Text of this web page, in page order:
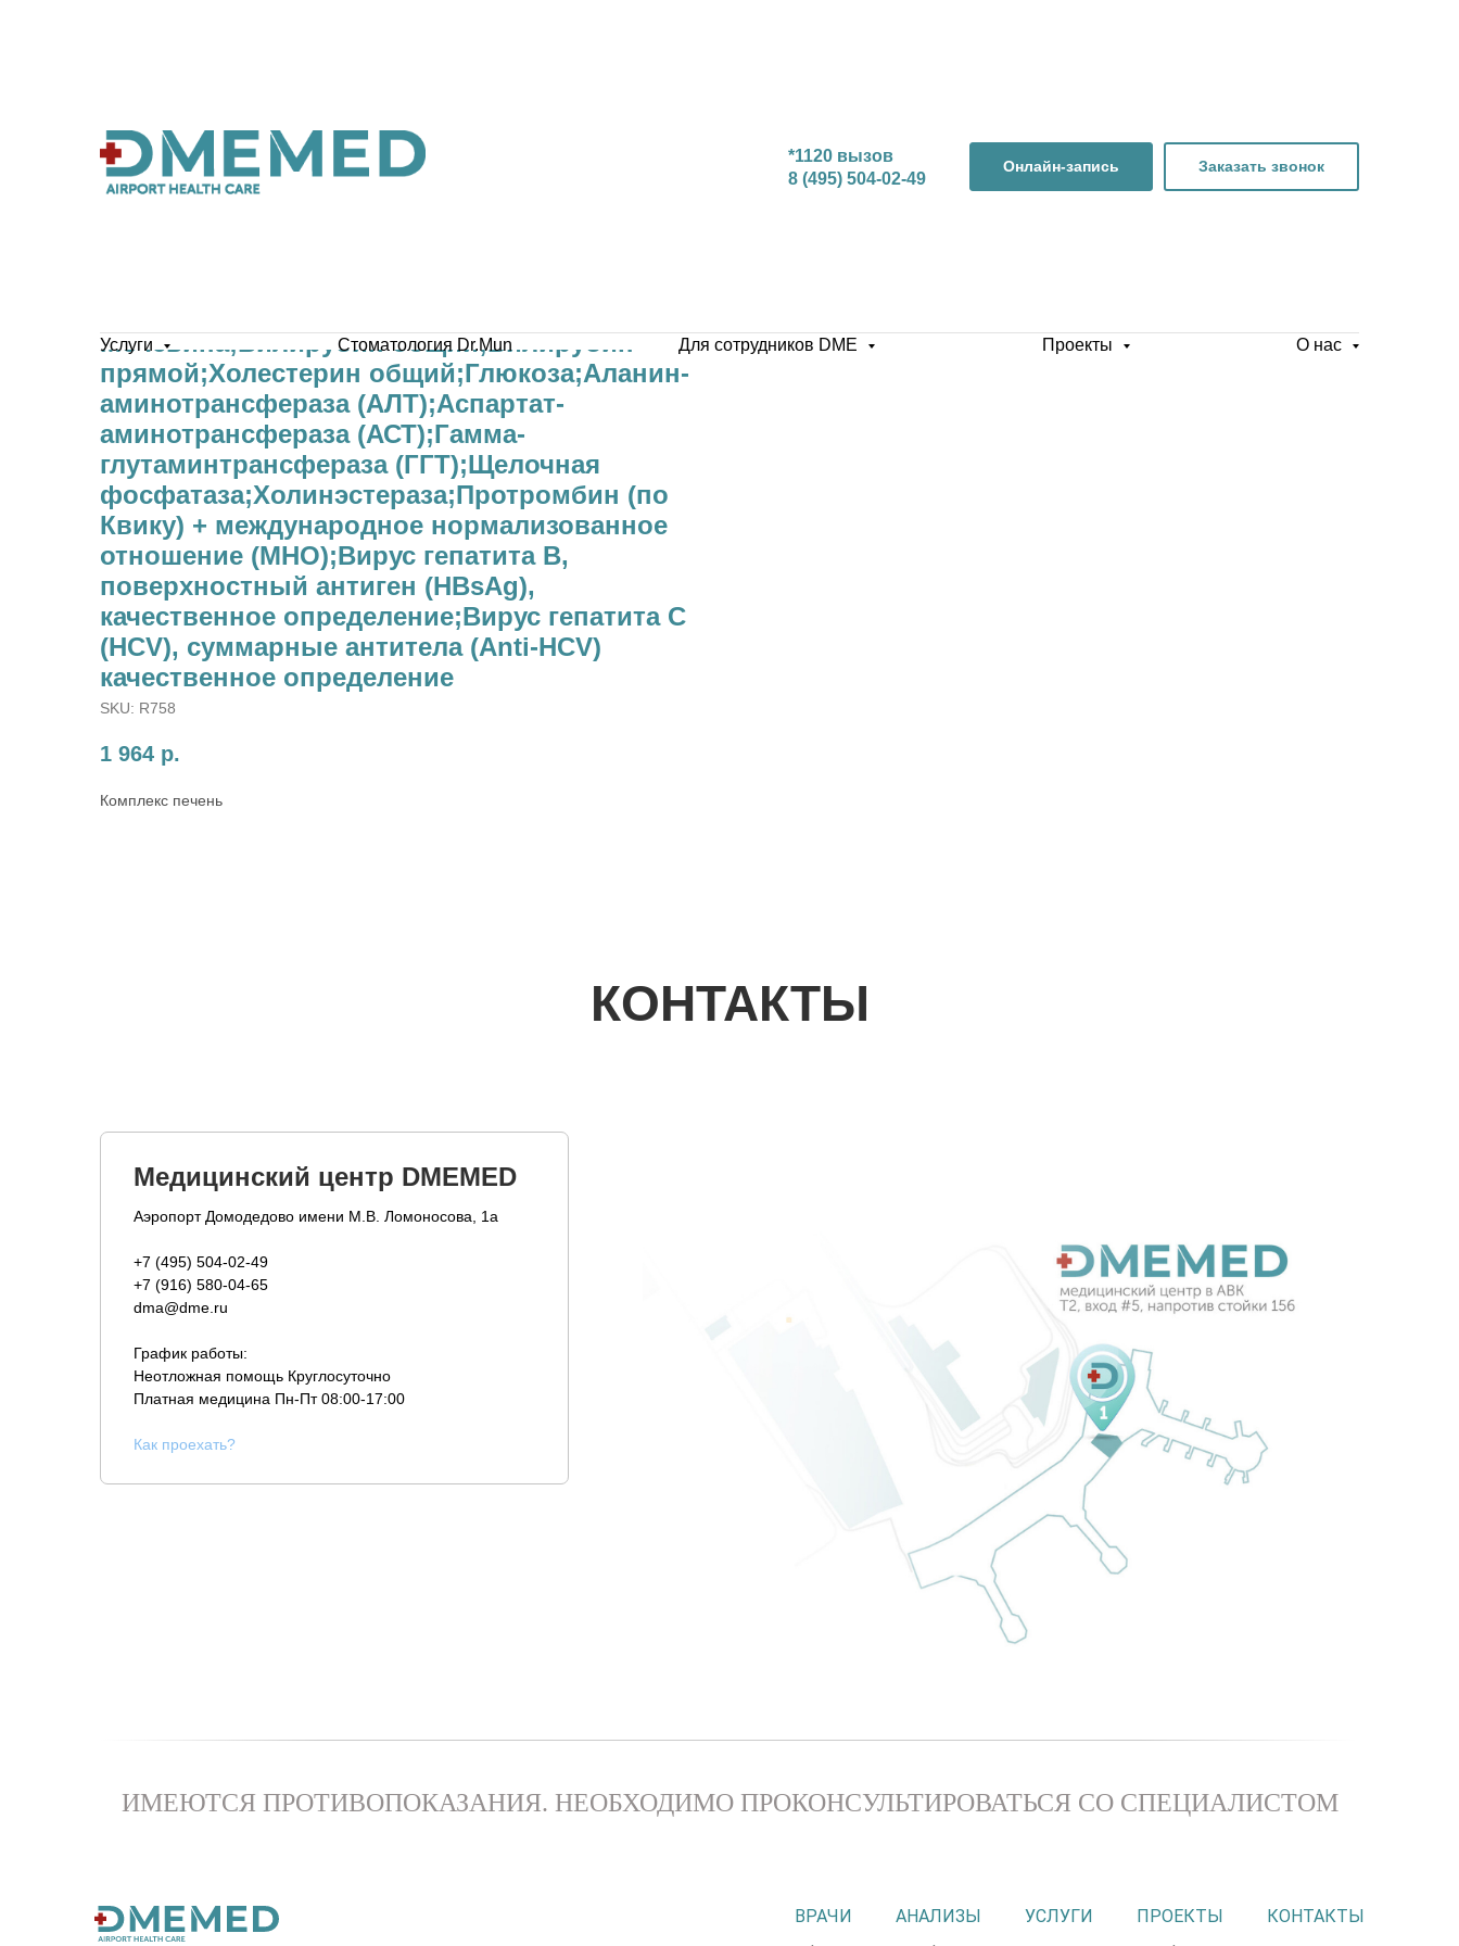
*1120 вызов
8 (495) 504-02-49
Онлайн-запись Заказать звонок
Услуги Стоматология Dr.Mun Для сотрудников DME Проекты О нас
Мочевина;Билирубин общий;Билирубин
прямой;Холестерин общий;Глюкоза;Аланин-
аминотрансфераза (АЛТ);Аспартат-
аминотрансфераза (АСТ);Гамма-
глутаминтрансфераза (ГГТ);Щелочная
фосфатаза;Холинэстераза;Протромбин (по
Квику) + международное нормализованное
отношение (МНО);Вирус гепатита В,
поверхностный антиген (HBsAg),
качественное определение;Вирус гепатита С
(HCV), суммарные антитела (Anti-HCV)
качественное определение
SKU: R758
1 964 р.
Комплекс печень
КОНТАКТЫ
Медицинский центр DMEMED
Аэропорт Домодедово имени М.В. Ломоносова, 1а
+7 (495) 504-02-49
+7 (916) 580-04-65
dma@dme.ru
График работы:
Неотложная помощь Круглосуточно
Платная медицина Пн-Пт 08:00-17:00
Как проехать?
ИМЕЮТСЯ ПРОТИВОПОКАЗАНИЯ. НЕОБХОДИМО ПРОКОНСУЛЬТИРОВАТЬСЯ СО СПЕЦИАЛИСТОМ
ВРАЧИ АНАЛИЗЫ УСЛУГИ ПРОЕКТЫ
КОНТАКТЫ